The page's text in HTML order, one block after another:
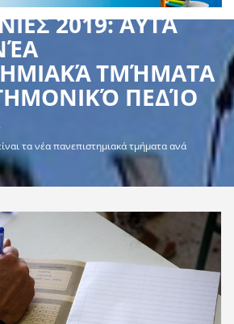
2019: ΑΥΤΆ
ΤΜΉΜΑΤΑ
ΠΕΔΊΟ
τα νέα πανεπιστημιακά τμήματα ανά